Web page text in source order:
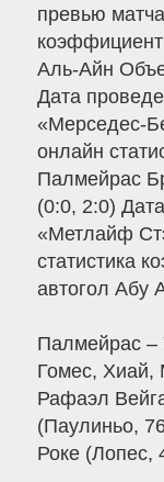
превью
Аль-Айн
Дата
«Мерседес-
онлайн
Палмейрас
(0:0, 2:0)
«Метлайф
статистика
автогол Абу
Палмейрас –
Гомес, Хиай,
Рафаэл
(Паулиньо,
Роке (Лопес,